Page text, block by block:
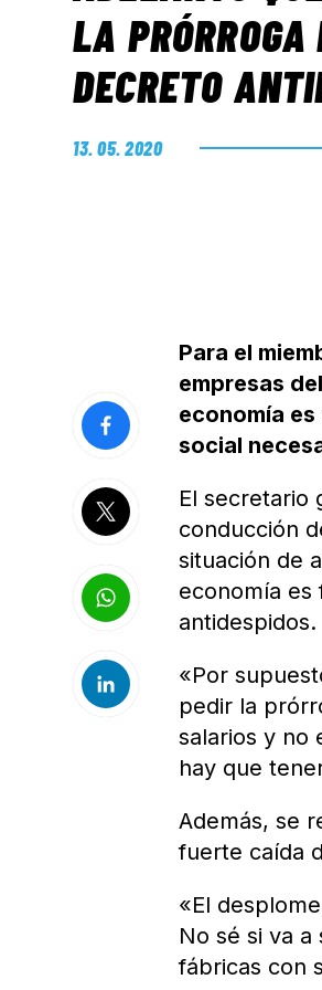
LA PRÓRROGA
DECRETO
13. 05. 2020
Para el
empresas
economía
social
El secretario
conducción
situación de
economía es
antidespidos.
«Por
pedir la
salarios y no
hay que
Además, se
fuerte caída
«El
No sé si va
fábricas con